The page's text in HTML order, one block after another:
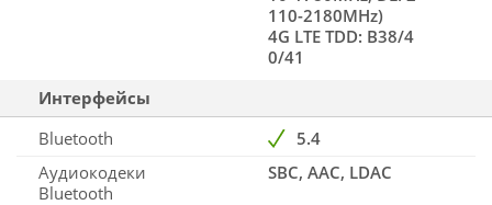
110-2180MHz)
4G LTE TDD: B38/4
0/41
Интерфейсы
Bluetooth
5.4
Аудиокодеки
Bluetooth
SBC, AAC, LDAC